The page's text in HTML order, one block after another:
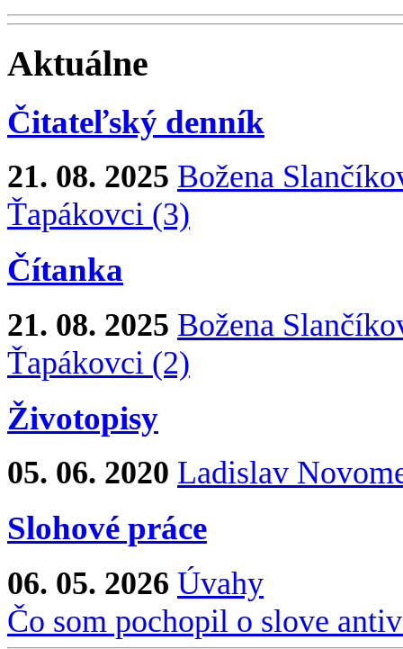
Aktuálne
Čitateľský denník
21. 08. 2025 Božena
Ťapákovci (3)
Čítanka
21. 08. 2025 Božena
Ťapákovci (2)
Životopisy
05. 06. 2020 Ladislav
Slohové práce
06. 05. 2026 Úvahy
Čo som pochopil o slove